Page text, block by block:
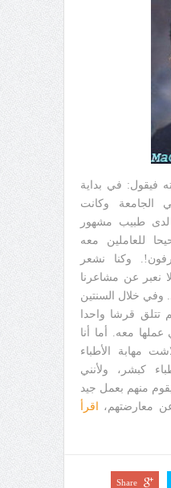
فيقول: في بداية
الجامعة وكانت
طبيب مشهور
للعاملين معه
وكنا نشعر
نعبر عن مشاعرنا
وفي خلال السنتين
تتلق قرشا واحدا
معه. أما أنا
مهابة الأطباء
كبشر، ولأنني
منهم بعمل جيد
معارضتهم،
اقرأ
Share